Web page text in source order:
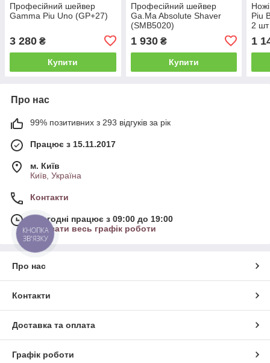
Професійний шейвер
Gamma Piu Uno (GP+27)
3 280 ₴
Купити
Професійний шейвер
Ga.Ma Absolute Shaver
(SMB5020)
1 930₴
Купити
Piu
2
1
Про нас
99% позитивних з 293 відгуків за рік
Працює з 15.11.2017
м. Київ
Київ, Україна
Контакти
Сьогодні працює з 09:00 до 19:00
Показати весь графік роботи
Про нас
Контакти
Доставка та оплата
Графік роботи
КНОПКА
ЗВ'ЯЗКУ